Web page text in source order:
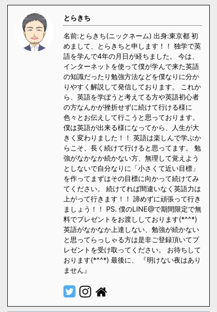
とらきち
名前:とらきち(ニックネーム) 出身:東京都 初
めまして、とらきちと申します！！ 独学で英
語を学んで4年の月日が経ちました。 今は、
インターネットを使って僕が学んで来た英語
の知識だったり勉強方法などを僕なりに分か
りやすく解説して発信しております。 これか
ら、英語を学ぼうと考えてる方や英語初心者
の方なんかが挫折せずに続けて行ける様に
色々とお伝えして行こうと思っております。
僕は英語が出来る様になってから、人生が大
きく変わりました！！ 英語は楽しんで学ぶか
らこそ、長く続けて行けると思ってます。 勉
強がなかなか続かない方、無理して覚えよう
としないで自分なりに「小さくて近い目標」
を作ってまずはその目標に向かって続けてみ
てください。 続けてれば間違いなく英語力は
上がって行きます！！ 諦めずに頑張って行き
ましょう！！ PS. 僕のLINE@で期間限定で無
料でプレゼントをお渡ししております(*^^*)
英語がなかなか上達しない、勉強が続かない
と思ってらっしゃる方は是非ご登録頂いてプ
レゼントを受け取ってください。 お待ちして
おります(*^^*) 最後に、 『明けない夜はあり
ません』